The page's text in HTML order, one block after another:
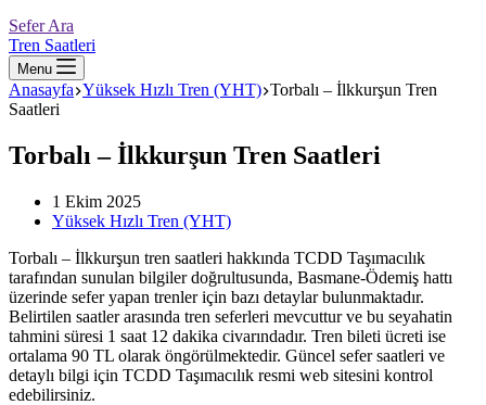
Sefer Ara
Tren Saatleri
Menu
Anasayfa Yüksek Hızlı Tren (YHT) Torbalı – İlkkurşun Tren
Saatleri
Torbalı – İlkkurşun Tren Saatleri
1 Ekim 2025
Yüksek Hızlı Tren (YHT)
Torbalı – İlkkurşun tren saatleri hakkında TCDD Taşımacılık
tarafından sunulan bilgiler doğrultusunda, Basmane-Ödemiş hattı
üzerinde sefer yapan trenler için bazı detaylar bulunmaktadır.
Belirtilen saatler arasında tren seferleri mevcuttur ve bu seyahatin
tahmini süresi 1 saat 12 dakika civarındadır. Tren bileti ücreti ise
ortalama 90 TL olarak öngörülmektedir. Güncel sefer saatleri ve
detaylı bilgi için TCDD Taşımacılık resmi web sitesini kontrol
edebilirsiniz.